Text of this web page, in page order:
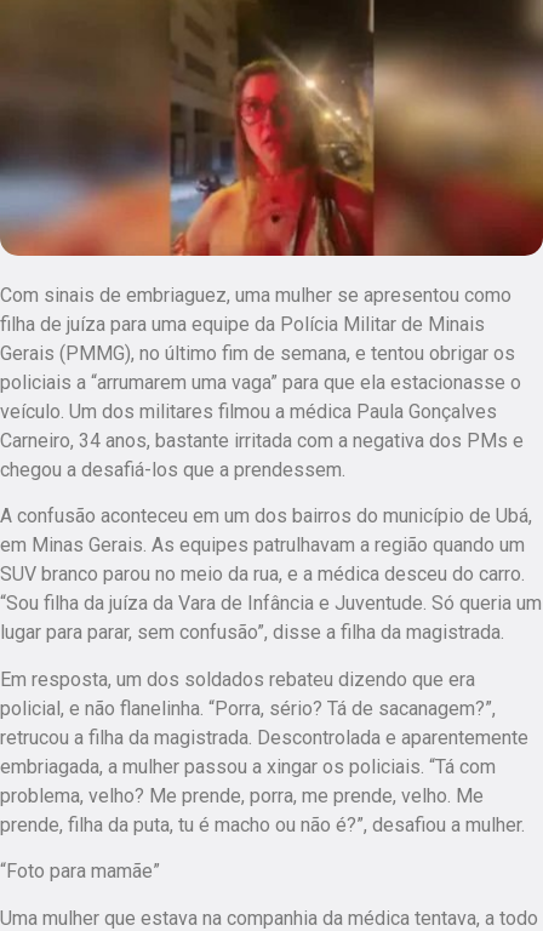
Com sinais de embriaguez, uma mulher se apresentou como
filha de juíza para uma equipe da Polícia Militar de Minais
Gerais (PMMG), no último fim de semana, e tentou obrigar os
policiais a “arrumarem uma vaga” para que ela estacionasse o
veículo. Um dos militares filmou a médica Paula Gonçalves
Carneiro, 34 anos, bastante irritada com a negativa dos PMs e
chegou a desafiá-los que a prendessem.
A confusão aconteceu em um dos bairros do município de Ubá,
em Minas Gerais. As equipes patrulhavam a região quando um
SUV branco parou no meio da rua, e a médica desceu do carro.
“Sou filha da juíza da Vara de Infância e Juventude. Só queria um
lugar para parar, sem confusão”, disse a filha da magistrada.
Em resposta, um dos soldados rebateu dizendo que era
policial, e não flanelinha. “Porra, sério? Tá de sacanagem?”,
retrucou a filha da magistrada. Descontrolada e aparentemente
embriagada, a mulher passou a xingar os policiais. “Tá com
problema, velho? Me prende, porra, me prende, velho. Me
prende, filha da puta, tu é macho ou não é?”, desafiou a mulher.
“Foto para mamãe”
Uma mulher que estava na companhia da médica tentava, a todo